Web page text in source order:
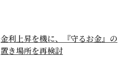
金利上昇を機に、『守るお金』の
置き場所を再検討